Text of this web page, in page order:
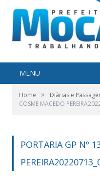
MENU
Home » Diárias e
COSME MACEDO
PORTARIA GP Nº